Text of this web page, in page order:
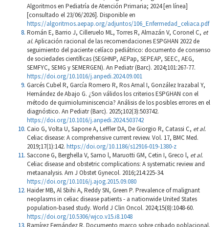
Algoritmos en Pediatría de Atención Primaria; 2024 [en línea]
[consultado el 23/06/2026]. Disponible en
https://algoritmos.aepap.org/adjuntos/106_Enfermedad_celiaca.pdf
Román E, Barrio J, Cilleruelo ML, Torres R, Almazán V, Coronel C, et
al.Aplicación racional de las recomendaciones ESPGHAN 2022 de
seguimiento del paciente celíaco pediátrico: documento de consenso
de sociedades científicas (SEGHNP, AEPap, SEPEAP, SEEC, AEG,
SEMFYC, SEMG y SEMERGEN). An Pediatr (Barc). 2024;101:267-77.
https://doi.org/10.1016/j.anpedi.2024.09.001
Garcés Cubel R, García Romero R, Ros Arnal I, González Irazabal Y,
Hernández de Abajo G. ¿Son válidos los criterios ESPGHAN con el
método de quimioluminiscencia? Análisis de los posibles errores en el
diagnóstico. An Pediatr (Barc). 2025;102(3):503742.
https://doi.org/10.1016/j.anpedi.2024.503742
Caio G, Volta U, Sapone A, Leffler DA, De Giorgio R, Catassi C, et al.
Celiac disease: A comprehensive current review. Vol. 17, BMC Med.
2019;17(1):142. https://doi.org/10.1186/s12916-019-1380-z
Saccone G, Berghella V, Sarno l, Maruotti GM, Cetin I, Greco l, et al.
Celiac disease and obstetric complications: A systematic review and
metaanalysis. Am J Obstet Gynecol. 2016;214:225-34.
https://doi.org/10.1016/j.ajog.2015.09.080
Haider MB, Al Sbihi A, Reddy SN, Green P. Prevalence of malignant
neoplasms in celiac disease patients - a nationwide United States
population-based study. World J Clin Oncol. 2024;15(8):1048-60.
https://doi.org/10.5306/wjco.v15.i8.1048